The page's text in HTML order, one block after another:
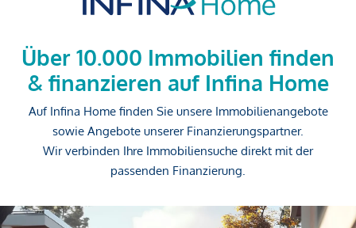
Über 10.000 Immobilien finden
& finanzieren auf Infina Home
Auf Infina Home finden Sie unsere Immobilienangebote
sowie Angebote unserer Finanzierungspartner.
Wir verbinden Ihre Immobiliensuche direkt mit der
passenden Finanzierung.